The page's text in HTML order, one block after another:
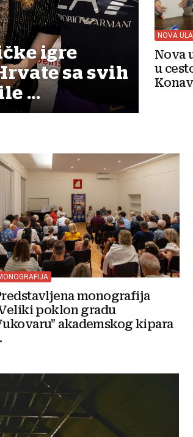
igre
sa svih
...
NOVA
Nova
u
monografija
poklon gradu
akademskog kipara